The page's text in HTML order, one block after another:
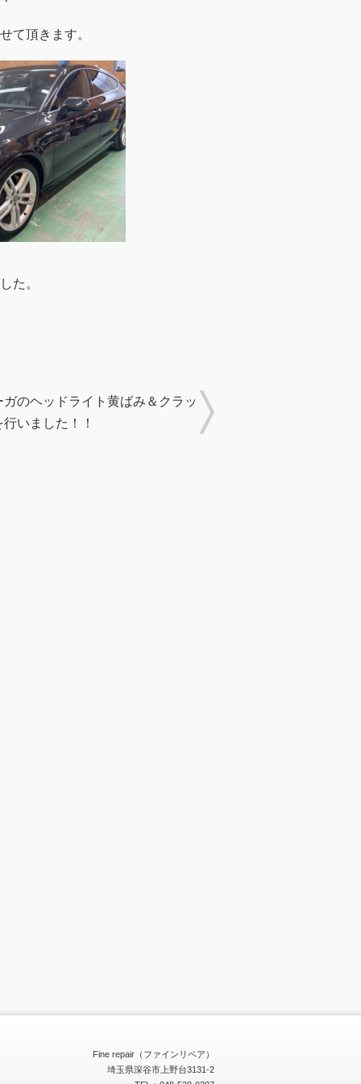
て頂きます。
た。
ガのヘッドライト黄ばみ＆クラッ
いました！！
Fine repair（ファインリペア）
埼玉県深谷市上野台3131-2